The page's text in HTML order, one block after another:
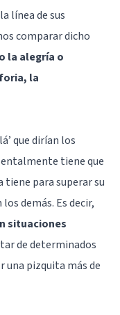
línea de sus
comparar dicho
la alegría o
la
que dirían los
tiene que
tiene para superar su
demás. Es decir,
situaciones
de determinados
pizquita más de